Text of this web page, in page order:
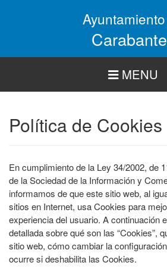
MENU
Política de Cookies
En cumplimiento de la Ley 34/2002, de
de la Sociedad de la Información y
informamos de que este sitio web, al
sitios en Internet, usa Cookies para
experiencia del usuario. A continuación
detallada sobre qué son las “Cookies”,
sitio web, cómo cambiar la
ocurre si deshabilita las Cookies.